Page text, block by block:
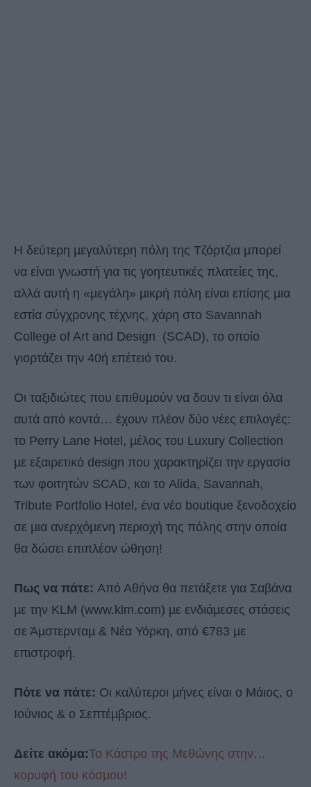
Η δεύτερη µεγαλύτερη πόλη της Τζόρτζια µπορεί
να είναι γνωστή για τις γοητευτικές πλατείες της,
αλλά αυτή η «µεγάλη» µικρή πόλη είναι επίσης µια
εστία σύγχρονης τέχνης, χάρη στο Savannah
College of Art and Design (SCAD), το οποίο
γιορτάζει την 40ή επέτειό του.
Οι ταξιδιώτες που επιθυµούν να δουν τι είναι όλα
αυτά από κοντά… έχουν πλέον δύο νέες επιλογές:
το Perry Lane Hotel, µέλος του Luxury Collection
µε εξαιρετικό design που χαρακτηρίζει την εργασία
των φοιτητών SCAD, και το Alida, Savannah,
Tribute Portfolio Hotel, ένα νέο boutique ξενοδοχείο
σε µια ανερχόµενη περιοχή της πόλης στην οποία
θα δώσει επιπλέον ώθηση!
Πως να πάτε: Από Αθήνα θα πετάξετε για Σαβάνα
µε την KLM (www.klm.com) µε ενδιάµεσες στάσεις
σε Άµστερνταµ & Νέα Υόρκη, από €783 µε
επιστροφή.
Πότε να πάτε: Οι καλύτεροι µήνες είναι ο Μάιος, ο
Ιούνιος & ο Σεπτέµβριος.
Δείτε ακόμα:Το Κάστρο της Μεθώνης στην…
κορυφή του κόσμου!